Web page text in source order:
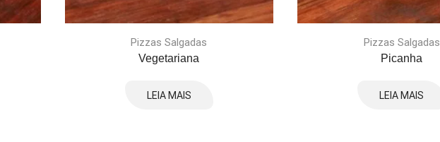
Pizzas Salgadas
Vegetariana
LEIA MAIS
Pizzas Salgadas
Picanha
LEIA MAIS